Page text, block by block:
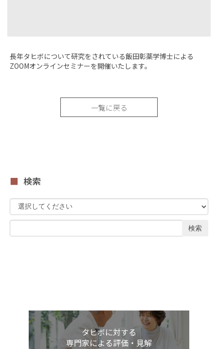
長年タヒボについて研究をされている飯田彰薬学博士による
ZOOMオンラインセミナーを開催いたします。
一覧に戻る
検索
検索
タヒボに対する
専門家による評価・見解